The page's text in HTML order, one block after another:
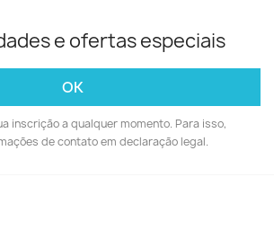
e ofertas especiais
inscrição a qualquer momento. Para isso,
de contato em declaração legal.